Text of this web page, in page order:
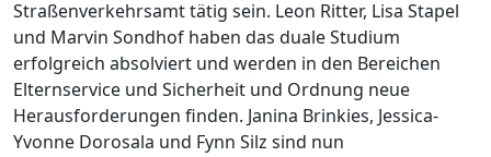
Straßenverkehrsamt tätig sein. Leon Ritter, Lisa Stapel
und Marvin Sondhof haben das duale Studium
erfolgreich absolviert und werden in den Bereichen
Elternservice und Sicherheit und Ordnung neue
Herausforderungen finden. Janina Brinkies, Jessica-
Yvonne Dorosala und Fynn Silz sind nun